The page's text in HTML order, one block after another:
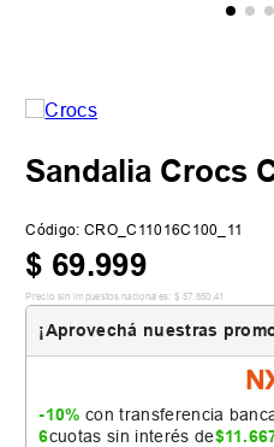
Sandalia Crocs
Código: CRO_C11016C100_11
$ 69.999
Precio sin impuestos nacionales: $ 57 850 41
¡Aprovechá nuestras
-10% con transferencia
6cuotas sin interés de$11.